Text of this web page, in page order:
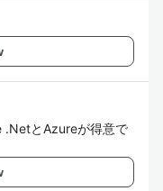
とAzureが得意で